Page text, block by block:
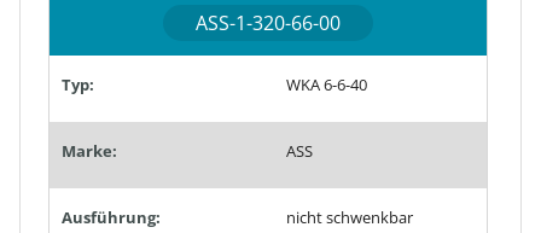
ASS-1-320-66-00
Typ: WKA 6-6-40
Marke: ASS
Ausführung: nicht schwenkbar